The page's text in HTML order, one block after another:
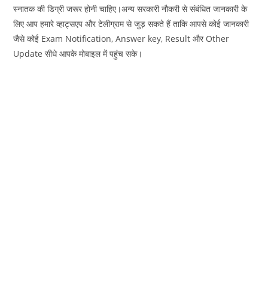
स्नातक की डिग्री जरूर होनी चाहिए।अन्‍य सरकारी नौकरी से संबंधित जानकारी के
लिए आप हमारे व्‍हाट्सएप और टेलीग्राम से जुड़ सकते हैं ताकि आपसे कोई जानकारी
जैसे कोई Exam Notification, Answer key, Result और Other
Update सीधे आपके मोबाइल में पहुंच सके।